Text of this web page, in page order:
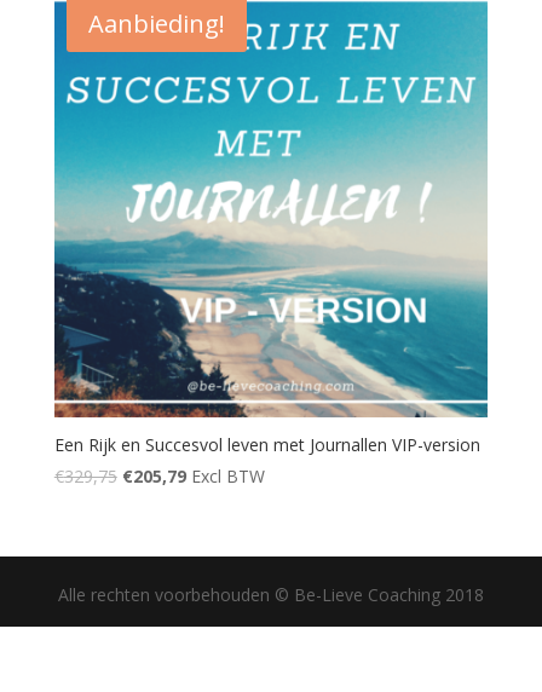
Aanbieding!
Een Rijk en Succesvol leven met Journallen VIP-version
€329,75 €205,79 Excl BTW
Alle rechten voorbehouden © Be-Lieve Coaching 2018